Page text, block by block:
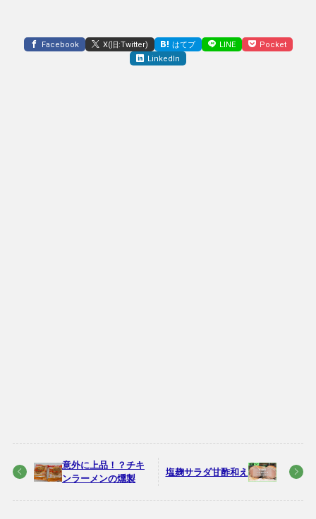
Facebook X(旧:Twitter) はてブ LINE
Pocket
LinkedIn
意外に上品！？チキ
ンラーメンの燻製
塩麹サラダ甘酢和え